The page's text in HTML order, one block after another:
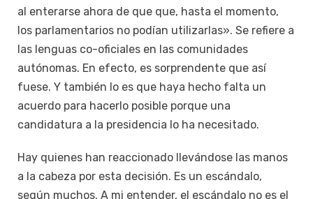
al enterarse ahora de que que, hasta el momento,
los parlamentarios no podían utilizarlas». Se refiere a
las lenguas co-oficiales en las comunidades
autónomas. En efecto, es sorprendente que así
fuese. Y también lo es que haya hecho falta un
acuerdo para hacerlo posible porque una
candidatura a la presidencia lo ha necesitado.
Hay quienes han reaccionado llevándose las manos
a la cabeza por esta decisión. Es un escándalo,
según muchos. A mi entender, el escándalo no es el